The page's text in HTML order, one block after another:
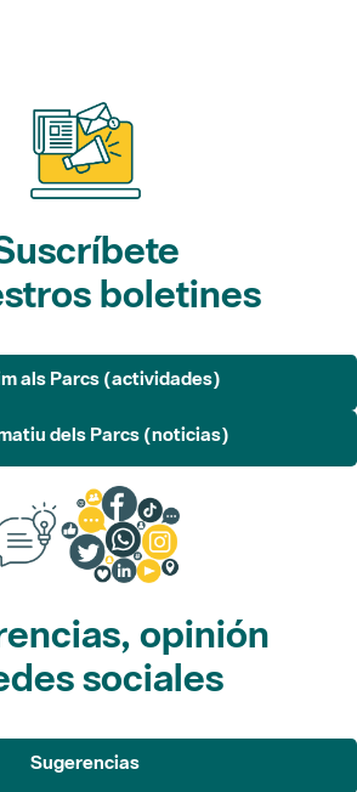
boletines
als Parcs (actividades)
dels Parcs (noticias)
opinión
sociales
Sugerencias